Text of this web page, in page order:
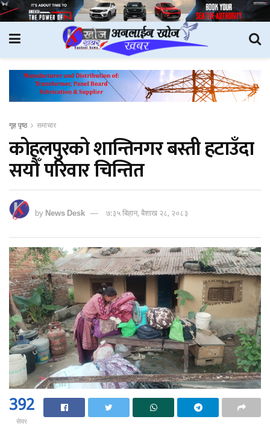
गृह पृष्ठ समाचार
कोहलपुरको शान्तिनगर बस्ती हटाउँदा
सयौँ परिवार चिन्तित
byNews Desk ७:३५ बिहान, बैशाख २८, २०८३
392
सेयर